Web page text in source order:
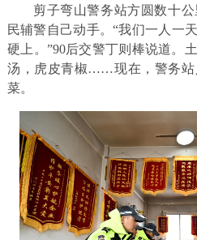
剪子弯山警务站方圆数十
民辅警自己动手。“我们一人一
硬上。”90后交警丁则棒说道。
汤，虎皮青椒……现在，警务站
菜。